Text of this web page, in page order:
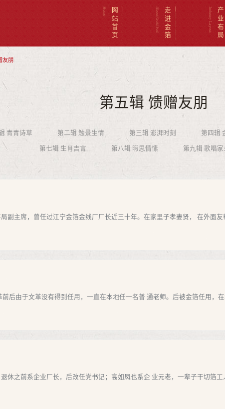
Home 网站首页 About Gold Foil 走进金箔 Industry Layout 产业布局
友朋
第五辑 馈赠友朋
青青诗草 第二辑 触景生情 第三辑 澎湃时刻 第四辑
第七辑 生肖吉言 第八辑 暇思情愫 第九辑 歌唱家
副主席，曾任过江宁金箔金线厂厂长近三十年。在家里子孝妻贤， 在外面友
后由于文革没有得到任用，一直在本地任一名普 通老师。后被金箔任用，
休之前系企业厂长，后改任党书记；高如凤也系企 业元老，一辈子干切箔